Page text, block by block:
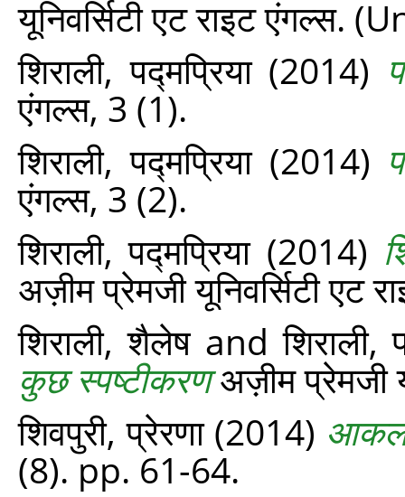
यूनिवर्सिटी एट राइट एंगल्‍स.
शिराली, पद्मप्रिया(2014)
एंगल्‍स, 3 (1).
शिराली, पद्मप्रिया(2014)
एंगल्‍स, 3 (2).
शिराली, पद्मप्रिया(2014)
अज़ीम प्रेमजी यूनिवर्सिटी एट
शिराली, शैलेष andशिराली,
कुछ स्पष्टीकरणअज़ीम प्रेमजी
शिवपुरी, प्रेरणा(2014)
(8). pp. 61-64.